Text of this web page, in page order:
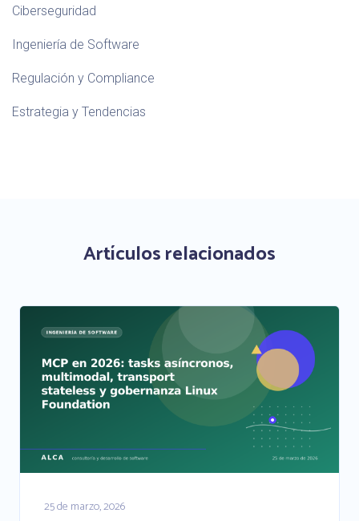
Ciberseguridad
Ingeniería de Software
Regulación y Compliance
Estrategia y Tendencias
Artículos relacionados
25 de marzo, 2026